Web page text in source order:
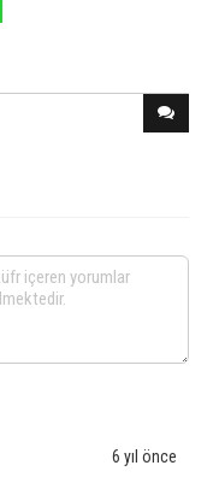
6 yıl önce